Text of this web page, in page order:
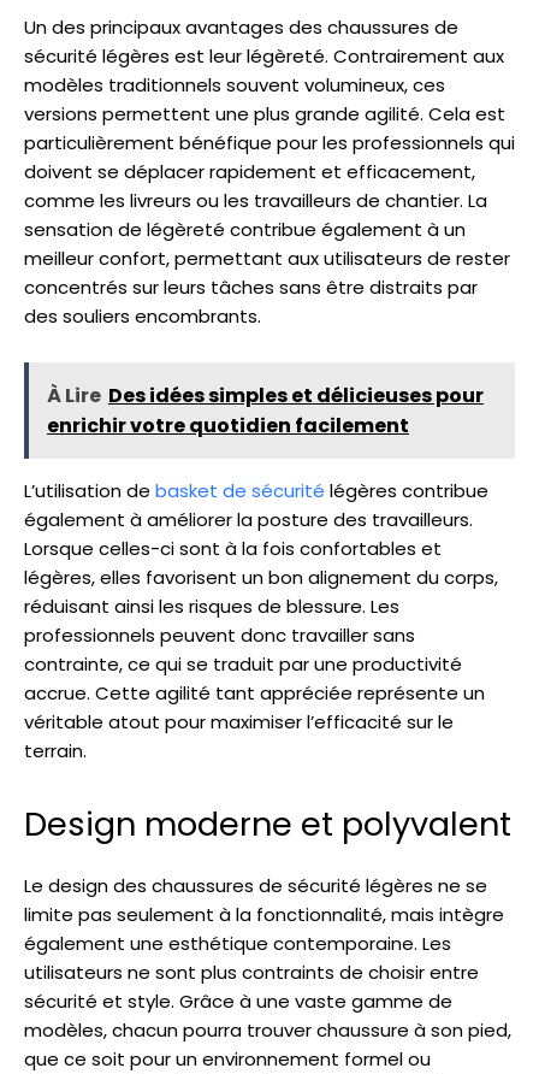
Un des principaux avantages des chaussures de
sécurité légères est leur légèreté. Contrairement aux
modèles traditionnels souvent volumineux, ces
versions permettent une plus grande agilité. Cela est
particulièrement bénéfique pour les professionnels qui
doivent se déplacer rapidement et efficacement,
comme les livreurs ou les travailleurs de chantier. La
sensation de légèreté contribue également à un
meilleur confort, permettant aux utilisateurs de rester
concentrés sur leurs tâches sans être distraits par
des souliers encombrants.
À Lire Des idées simples et délicieuses pour
enrichir votre quotidien facilement
L’utilisation de basket de sécurité légères contribue
également à améliorer la posture des travailleurs.
Lorsque celles-ci sont à la fois confortables et
légères, elles favorisent un bon alignement du corps,
réduisant ainsi les risques de blessure. Les
professionnels peuvent donc travailler sans
contrainte, ce qui se traduit par une productivité
accrue. Cette agilité tant appréciée représente un
véritable atout pour maximiser l’efficacité sur le
terrain.
Design moderne et polyvalent
Le design des chaussures de sécurité légères ne se
limite pas seulement à la fonctionnalité, mais intègre
également une esthétique contemporaine. Les
utilisateurs ne sont plus contraints de choisir entre
sécurité et style. Grâce à une vaste gamme de
modèles, chacun pourra trouver chaussure à son pied,
que ce soit pour un environnement formel ou